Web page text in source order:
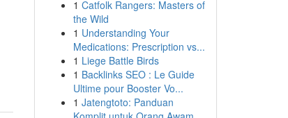
1 Catfolk Rangers: Masters of
the Wild
1 Understanding Your
Medications: Prescription vs...
1 Liege Battle Birds
1 Backlinks SEO : Le Guide
Ultime pour Booster Vo...
1 Jatengtoto: Panduan